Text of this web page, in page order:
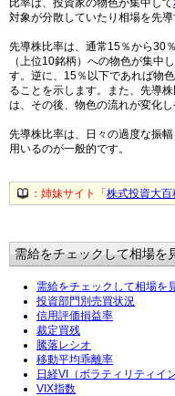
比率は、投資家の物色が集中して
対象が分散していたり相場を先
先導株比率は、通常15％から30
（上位10銘柄）への物色が集中
す。逆に、15％以下であれば物
ることを示します。また、先導
は、その後、物色の流れが変化し
先導株比率は、日々の過度な振
用いるのが一般的です。
：姉妹サイト「 株式投資大百
需給をチェックして相場を
需給をチェックして相場を
投資部門別売買状況
信用評価損益率
裁定買残
騰落レシオ
移動平均乖離率
日経VI（ボラティリティイ
VIX指数